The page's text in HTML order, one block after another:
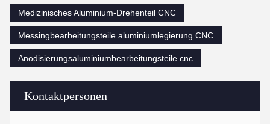
Kontaktpersonen
Medizinisches Aluminium-Drehenteil CNC
Messingbearbeitungsteile aluminiumlegierung CNC
Anodisierungsaluminiumbearbeitungsteile cnc